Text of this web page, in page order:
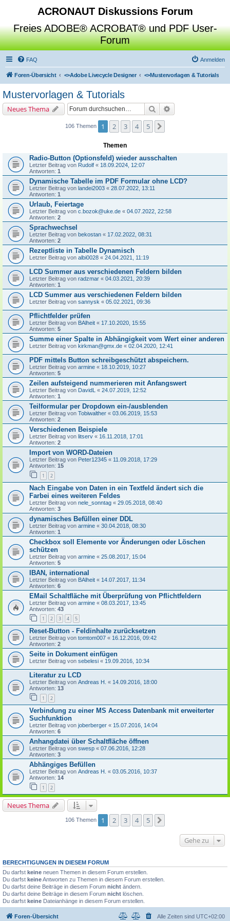
ACRONAUT Diskussions Forum
Freies ADOBE® ACROBAT® und PDF User-
Forum
FAQ Anmelden
Foren-Übersicht <>Adobe Livecycle Designer <>Mustervorlagen & Tutorials
Mustervorlagen & Tutorials
Neues Thema Suche
106 Themen 1 2 3 4 5
Themen
Radio-Button (Optionsfeld) wieder ausschalten
Letzter Beitrag von Rudolf « 18.09.2024, 12:07
Antworten: 1
Dynamische Tabelle im PDF Formular ohne LCD?
Letzter Beitrag von landei2003 « 28.07.2022, 13:11
Antworten: 1
Urlaub, Feiertage
Letzter Beitrag von c.bozok@uke.de « 04.07.2022, 22:58
Antworten: 2
Sprachwechsel
Letzter Beitrag von bekostan « 17.02.2022, 08:31
Antworten: 2
Rezeptliste in Tabelle Dynamisch
Letzter Beitrag von albi0028 « 24.04.2021, 11:19
LCD Summer aus verschiedenen Feldern bilden
Letzter Beitrag von radzmar « 04.03.2021, 20:39
Antworten: 1
LCD Summer aus verschiedenen Feldern bilden
Letzter Beitrag von sannysk « 05.02.2021, 09:36
Pflichtfelder prüfen
Letzter Beitrag von BAlheit « 17.10.2020, 15:55
Antworten: 5
Summe einer Spalte in Abhängigkeit vom Wert einer anderen
Letzter Beitrag von kirkman@gmx.de « 02.04.2020, 12:41
PDF mittels Button schreibgeschützt abspeichern.
Letzter Beitrag von armine « 18.10.2019, 10:27
Antworten: 5
Zeilen aufsteigend nummerieren mit Anfangswert
Letzter Beitrag von DavidL « 24.07.2019, 12:52
Antworten: 1
Teilformular per Dropdown ein-/ausblenden
Letzter Beitrag von Tobiwalther « 03.06.2019, 15:53
Antworten: 2
Verschiedenen Beispiele
Letzter Beitrag von litserv « 16.11.2018, 17:01
Antworten: 2
Import von WORD-Dateien
Letzter Beitrag von Peter12345 « 11.09.2018, 17:29
Antworten: 15
1 2
Nach Eingabe von Daten in ein Textfeld ändert sich die
Farbei eines weiteren Feldes
Letzter Beitrag von nele_sonntag « 29.05.2018, 08:40
Antworten: 3
dynamisches Befüllen einer DDL
Letzter Beitrag von armine « 30.04.2018, 08:30
Antworten: 1
Checkbox soll Elemente vor Änderungen oder Löschen
schützen
Letzter Beitrag von armine « 25.08.2017, 15:04
Antworten: 5
IBAN, international
Letzter Beitrag von BAlheit « 14.07.2017, 11:34
Antworten: 6
EMail Schaltfläche mit Überprüfung von Pflichtfeldern
Letzter Beitrag von armine « 08.03.2017, 13:45
Antworten: 43
1 2 3 4 5
Reset-Button - Feldinhalte zurücksetzen
Letzter Beitrag von tomtom007 « 16.12.2016, 09:42
Antworten: 2
Seite in Dokument einfügen
Letzter Beitrag von sebelesi « 19.09.2016, 10:34
Literatur zu LCD
Letzter Beitrag von Andreas H. « 14.09.2016, 18:00
Antworten: 13
1 2
Verbindung zu einer MS Access Datenbank mit erweiterter
Suchfunktion
Letzter Beitrag von joberberger « 15.07.2016, 14:04
Antworten: 6
Anhangdatei über Schaltfläche öffnen
Letzter Beitrag von swesp « 07.06.2016, 12:28
Antworten: 3
Abhängiges Befüllen
Letzter Beitrag von Andreas H. « 03.05.2016, 10:37
Antworten: 14
1 2
Neues Thema
106 Themen 1 2 3 4 5
Gehe zu
BERECHTIGUNGEN IN DIESEM FORUM
Du darfst keine neuen Themen in diesem Forum erstellen.
Du darfst keineAntworten zu Themen in diesem Forum erstellen.
Du darfst deine Beiträge in diesem Forum nicht ändern.
Du darfst deine Beiträge in diesem Forum nicht löschen.
Du darfst keine Dateianhänge in diesem Forum erstellen.
Foren-Übersicht Alle Zeiten sind UTC+02:00